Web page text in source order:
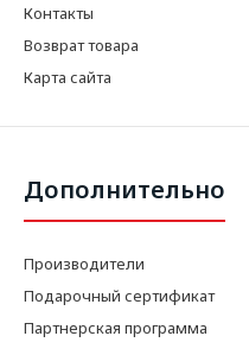
Контакты
Возврат товара
Карта сайта
Дополнительно
Производители
Подарочный сертификат
Партнерская программа